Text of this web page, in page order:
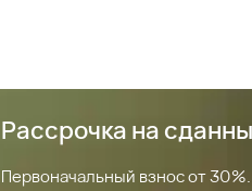
Рассрочка на
Первоначальный взнос от 30%.